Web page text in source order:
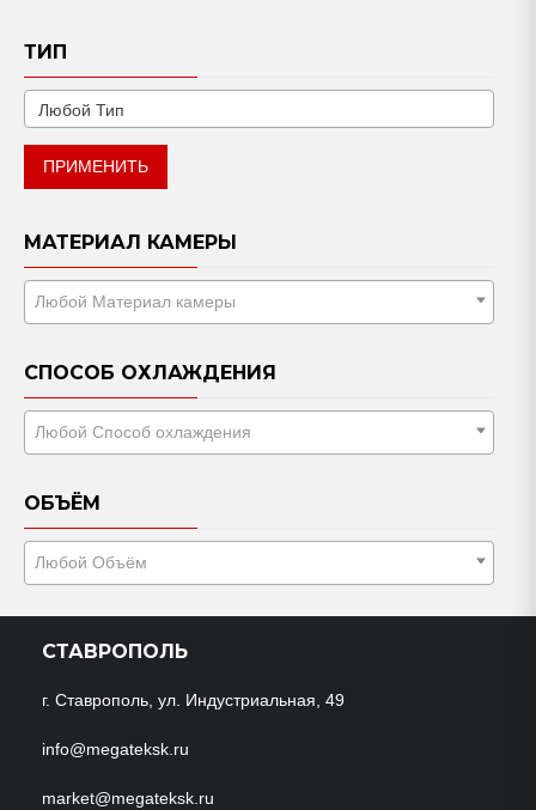
ТИП
ПРИМЕНИТЬ
МАТЕРИАЛ КАМЕРЫ
Любой Материал камеры
СПОСОБ ОХЛАЖДЕНИЯ
Любой Способ охлаждения
ОБЪЁМ
Любой Объём
СТАВРОПОЛЬ
г. Ставрополь, ул. Индустриальная, 49
info@megateksk.ru
market@megateksk.ru